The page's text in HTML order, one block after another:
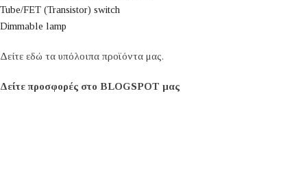
Tube/FET (Transistor) switch
Dimmable lamp
Δείτε εδώ τα υπόλοιπα προϊόντα μας.
Δείτε προσφορές στο BLOGSPOT μας